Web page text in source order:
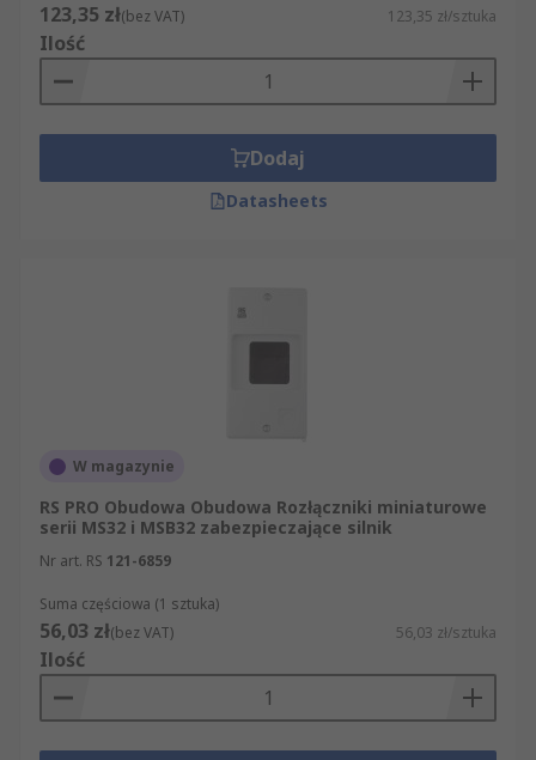
123,35 zł(bez VAT) 123,35 zł/sztuka
Ilość
Dodaj
Datasheets
W magazynie
RS PRO Obudowa Obudowa Rozłączniki miniaturowe
serii MS32 i MSB32 zabezpieczające silnik
Nr art. RS 121-6859
Suma częściowa (1 sztuka)
56,03 zł(bez VAT) 56,03 zł/sztuka
Ilość